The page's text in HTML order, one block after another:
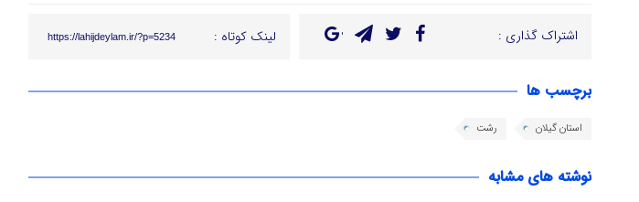
اشتراک گذاری : لینک کوتاه : https://lahijdeylam.ir/?p=5234
برچسب ها
استان گیلان رشت
نوشته های مشابه